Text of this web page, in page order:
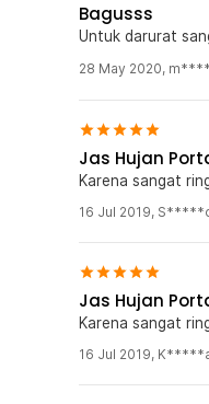
Bagusss
Untuk darurat
28 May 2020,
Jas Hujan
Karena sangat
16 Jul 2019,
Jas Hujan
Karena sangat
16 Jul 2019,